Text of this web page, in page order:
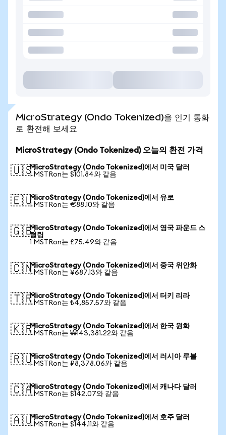
MicroStrategy (Ondo Tokenized)을 인기 통화
로 환전해 보세요
MicroStrategy (Ondo Tokenized) 오늘의 환전 가격
🇺🇸MicroStrategy (Ondo Tokenized)에서 미국 달러
1 MSTRon는 $101.84와 같음
🇪🇺MicroStrategy (Ondo Tokenized)에서 유로
1 MSTRon는 €88.10와 같음
🇬🇧MicroStrategy (Ondo Tokenized)에서 영국 파운드 스
털링
1 MSTRon는 £75.49와 같음
🇨🇳MicroStrategy (Ondo Tokenized)에서 중국 위안화
1 MSTRon는 ¥687.13와 같음
🇹🇷MicroStrategy (Ondo Tokenized)에서 터키 리라
1 MSTRon는 ₺4,857.57와 같음
🇰🇷MicroStrategy (Ondo Tokenized)에서 한국 원화
1 MSTRon는 ₩143,381.22와 같음
🇷🇺MicroStrategy (Ondo Tokenized)에서 러시아 루블
1 MSTRon는 ₽8,378.06와 같음
🇨🇦MicroStrategy (Ondo Tokenized)에서 캐나다 달러
1 MSTRon는 $142.07와 같음
🇦🇺MicroStrategy (Ondo Tokenized)에서 호주 달러
1 MSTRon는 $144.11와 같음